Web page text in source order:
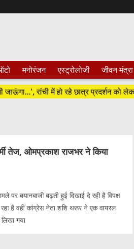
मनोरंजन एस्ट्रोलोजी जीवन मंत्रा
रांची में हो रहे छात्र प्रदर्शन को लेकर
तेज, ओमप्रकाश राजभर ने किया
बयानबाजी बढ़ती हुई दिखाई दे रही है विपक्ष
है वहीं कांग्रेस नेता शशि थरूर ने एक वायरल
गया